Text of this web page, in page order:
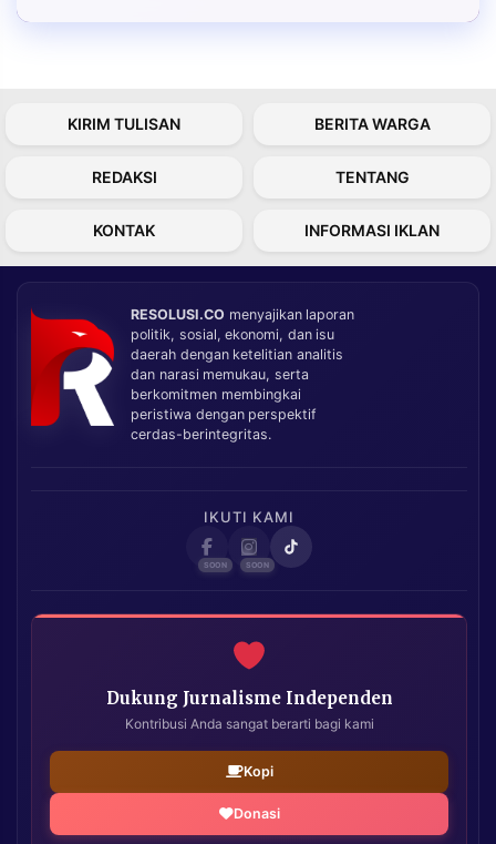
KIRIM TULISAN BERITA WARGA
REDAKSI TENTANG
KONTAK INFORMASI IKLAN
RESOLUSI.CO menyajikan laporan
politik, sosial, ekonomi, dan isu
daerah dengan ketelitian analitis
dan narasi memukau, serta
berkomitmen membingkai
peristiwa dengan perspektif
cerdas-berintegritas.
IKUTI KAMI
Dukung Jurnalisme Independen
Kontribusi Anda sangat berarti bagi kami
Kopi
Donasi